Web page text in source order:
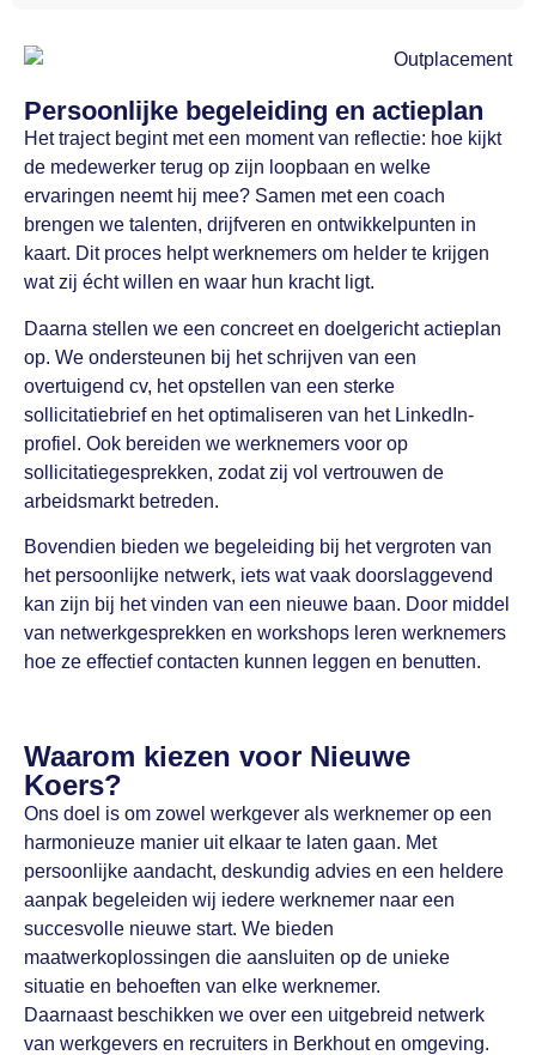
Persoonlijke begeleiding en actieplan
Het traject begint met een moment van reflectie: hoe kijkt
de medewerker terug op zijn loopbaan en welke
ervaringen neemt hij mee? Samen met een coach
brengen we talenten, drijfveren en ontwikkelpunten in
kaart. Dit proces helpt werknemers om helder te krijgen
wat zij écht willen en waar hun kracht ligt.
Daarna stellen we een concreet en doelgericht actieplan
op. We ondersteunen bij het schrijven van een
overtuigend cv, het opstellen van een sterke
sollicitatiebrief en het optimaliseren van het LinkedIn-
profiel. Ook bereiden we werknemers voor op
sollicitatiegesprekken, zodat zij vol vertrouwen de
arbeidsmarkt betreden.
Bovendien bieden we begeleiding bij het vergroten van
het persoonlijke netwerk, iets wat vaak doorslaggevend
kan zijn bij het vinden van een nieuwe baan. Door middel
van netwerkgesprekken en workshops leren werknemers
hoe ze effectief contacten kunnen leggen en benutten.
Waarom kiezen voor Nieuwe
Koers?
Ons doel is om zowel werkgever als werknemer op een
harmonieuze manier uit elkaar te laten gaan. Met
persoonlijke aandacht, deskundig advies en een heldere
aanpak begeleiden wij iedere werknemer naar een
succesvolle nieuwe start. We bieden
maatwerkoplossingen die aansluiten op de unieke
situatie en behoeften van elke werknemer.
Daarnaast beschikken we over een uitgebreid netwerk
van werkgevers en recruiters in Berkhout en omgeving.